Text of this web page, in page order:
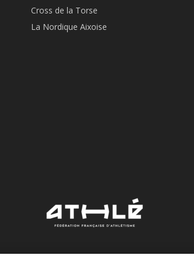
Cross de la Torse
La Nordique Aixoise